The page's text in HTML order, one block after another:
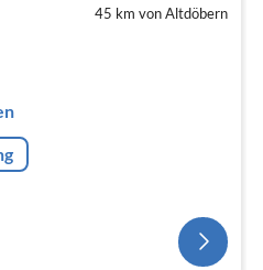
45 km von Altdöbern